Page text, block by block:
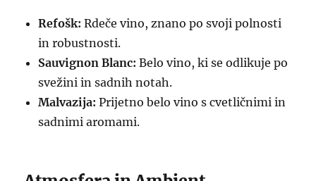
Refošk: Rdeče vino, znano po svoji polnosti
in robustnosti.
Sauvignon Blanc: Belo vino, ki se odlikuje po
svežini in sadnih notah.
Malvazija: Prijetno belo vino s cvetličnimi in
sadnimi aromami.